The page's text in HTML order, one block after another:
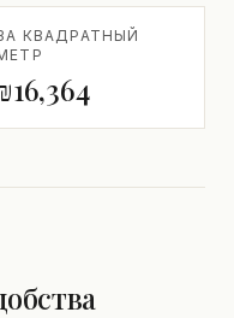
КВАДРАТНЫЙ